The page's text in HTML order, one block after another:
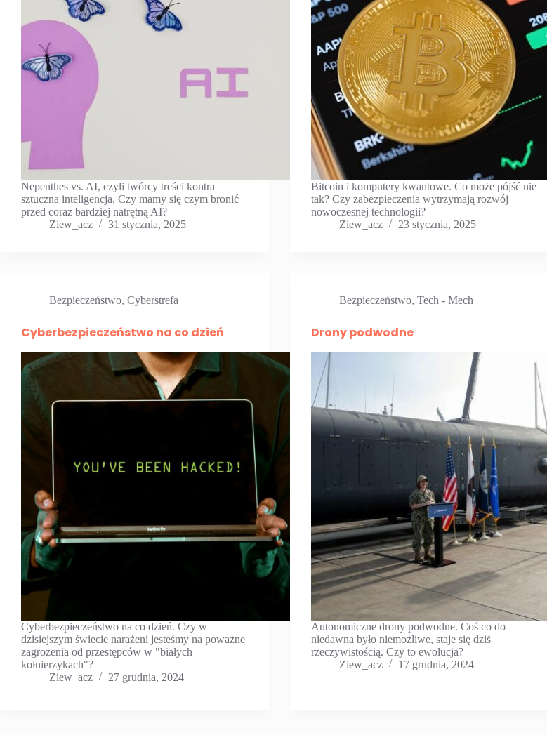
Nepenthes vs. AI, czyli twórcy treści kontra
sztuczna inteligencja. Czy mamy się czym bronić
przed coraz bardziej natrętną AI?
Ziew_acz
31 stycznia, 2025
Bitcoin i komputery kwantowe. Co może pójść nie
tak? Czy zabezpieczenia wytrzymają rozwój
nowoczesnej technologii?
Ziew_acz
23 stycznia, 2025
Bezpieczeństwo, Cyberstrefa
Cyberbezpieczeństwo na co dzień
Cyberbezpieczeństwo na co dzień. Czy w
dzisiejszym świecie narażeni jesteśmy na poważne
zagrożenia od przestępców w "białych
kołnierzykach"?
Ziew_acz
27 grudnia, 2024
Bezpieczeństwo,Tech - Mech
Drony podwodne
Autonomiczne drony podwodne. Coś co do
niedawna było niemożliwe, staje się dziś
rzeczywistością. Czy to ewolucja?
Ziew_acz
17 grudnia, 2024